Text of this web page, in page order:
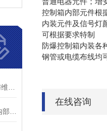
控制箱内部元件根
内装元件及信号灯
可根据要求特制
防爆控制箱内装各
钢管或电缆布线均
在线咨询